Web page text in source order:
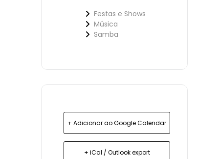
Festas e Shows
Música
Samba
+ Adicionar ao Google Calendar
+ iCal / Outlook export